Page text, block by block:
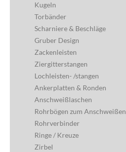
Kugeln
Torbänder
Scharniere & Beschläge
Gruber Design
Zackenleisten
Ziergitterstangen
Lochleisten- /stangen
Ankerplatten & Ronden
Anschweißlaschen
Rohrbögen zum Anschweißen
Rohrverbinder
Ringe / Kreuze
Zirbel